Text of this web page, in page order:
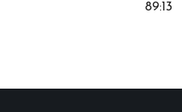
89:13